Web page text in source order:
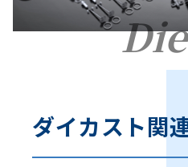
ダイカスト関